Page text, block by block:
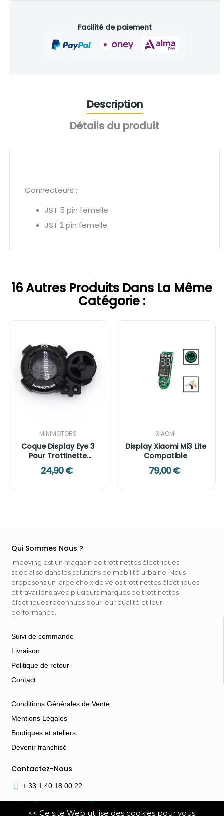
Facilité de paiement
Description
Détails du produit
Connecteurs :
JST 5 pin femelle
JST 2 pin femelle
16 Autres Produits Dans La Même
Catégorie :
MINIMOTORS
Coque Display Eye 3
Pour Trottinette
Électrique
24,90 €
XIAOMI
Display Xiaomi Mi3 Lite
Compatible
79,00 €
Qui Sommes Nous ?
Imooving est un magasin de trottinettes électriques
spécialisé dans les solutions de mobilité urbaine. Nous
proposons un large choix de vélos trottinettes électriques
et travaillons avec plusieurs marques de trottinettes
électriques reconnues pour leur qualité et leur
performance.
Suivi de commande
Livraison
Politique de retour
Contact
Conditions Générales de Vente
Mentions Légales
Boutiques et ateliers
Devenir franchisé
Contactez-Nous
+ 33 1 40 18 00 22
<< Ce site Web utilise des cookies pour vous